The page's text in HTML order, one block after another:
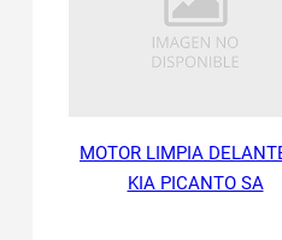
MOTOR LIMPIA
KIA PICANTO SA